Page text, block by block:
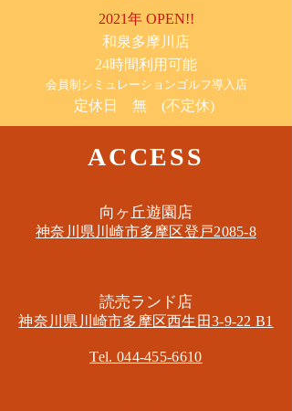
2021年 OPEN!!
​和泉多摩川店
24時間利用可能
​会員制シミュレーションゴルフ導入店
定休日 無 (不定休)
ACCESS
​向ヶ丘遊園店
神奈川県川崎市多摩区​登戸2085-8
​読売ランド店
神奈川県川崎市多摩区​西生田3-9-22 B1
Tel. 044-455-6610